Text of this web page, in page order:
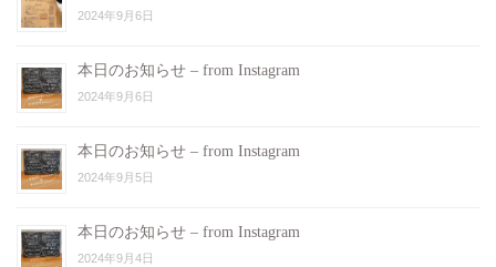
2024年9月6日
本日のお知らせ – from Instagram
2024年9月6日
本日のお知らせ – from Instagram
2024年9月5日
本日のお知らせ – from Instagram
2024年9月4日